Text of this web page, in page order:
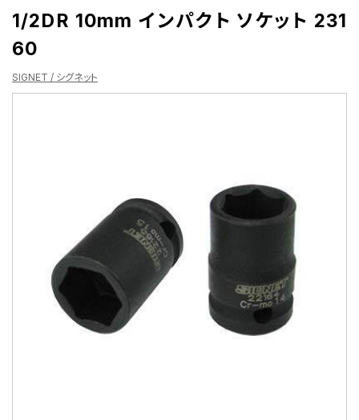
1/2DR 10mm インパクト ソケット 231
60
SIGNET / シグネット